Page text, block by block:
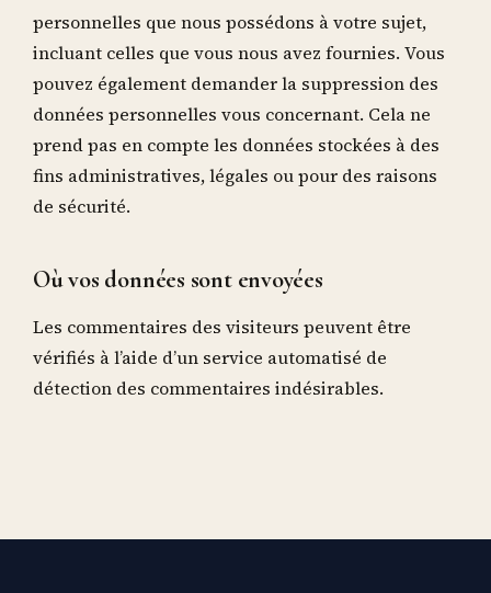
personnelles que nous possédons à votre sujet,
incluant celles que vous nous avez fournies. Vous
pouvez également demander la suppression des
données personnelles vous concernant. Cela ne
prend pas en compte les données stockées à des
fins administratives, légales ou pour des raisons
de sécurité.
Où vos données sont envoyées
Les commentaires des visiteurs peuvent être
vérifiés à l’aide d’un service automatisé de
détection des commentaires indésirables.